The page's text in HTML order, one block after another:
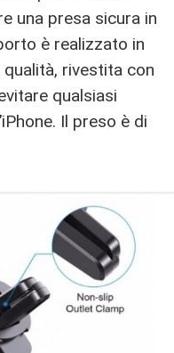
una presa sicura in
è realizzato in
rivestita con
qualsiasi
Il preso è di